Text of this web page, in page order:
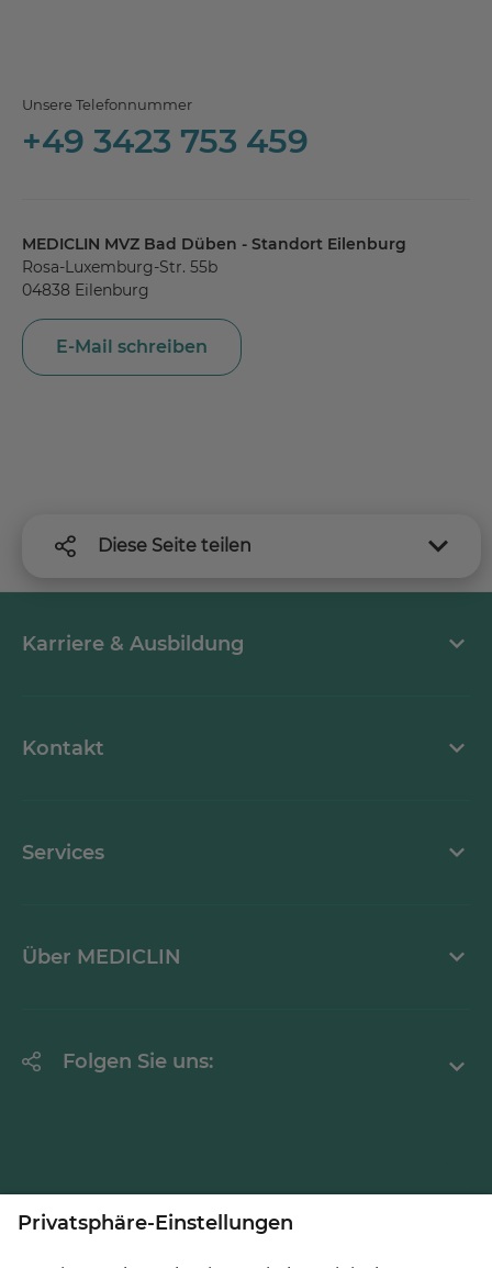
Unsere Telefonnummer
+49 3423 753 459
MEDICLIN MVZ Bad Düben - Standort Eilenburg
Rosa-Luxemburg-Str. 55b
04838 Eilenburg
E-Mail schreiben
Diese Seite teilen
Karriere & Ausbildung
Kontakt
Services
Über MEDICLIN
Folgen Sie uns:
Zu MEDICLIN gehören bundesweit 31
Pflegeeinrichtungenund zehnMedizinische